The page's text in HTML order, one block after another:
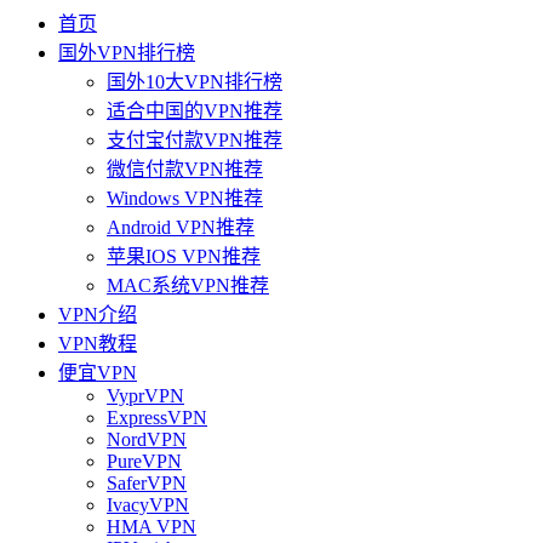
首页
国外VPN排行榜
国外10大VPN排行榜
适合中国的VPN推荐
支付宝付款VPN推荐
微信付款VPN推荐
Windows VPN推荐
Android VPN推荐
苹果IOS VPN推荐
MAC系统VPN推荐
VPN介绍
VPN教程
便宜VPN
VyprVPN
ExpressVPN
NordVPN
PureVPN
SaferVPN
IvacyVPN
HMA VPN